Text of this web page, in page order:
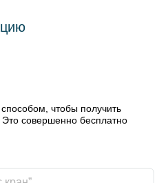
чтобы получить
Это совершенно бесплатно